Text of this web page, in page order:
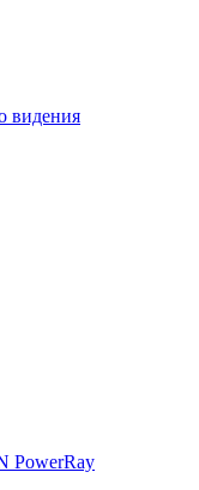
видения
PowerRay